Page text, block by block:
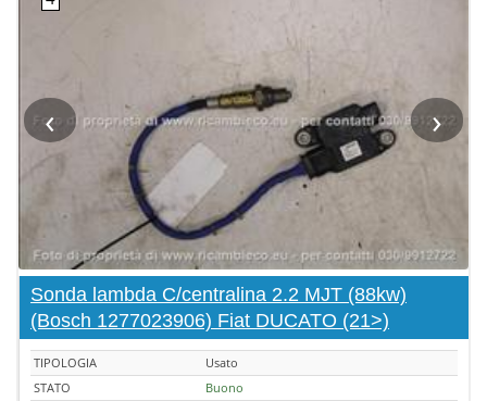
‹ ›
Sonda lambda C/centralina 2.2 MJT (88kw)
(Bosch 1277023906) Fiat DUCATO (21>)
TIPOLOGIA
Usato
STATO
Buono